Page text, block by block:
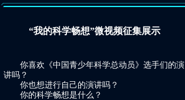
“我的科学畅想”微视频征集展示
你喜欢《中国青少年科学总动员》选手们的演
讲吗？
你也想进行自己的演讲吗？
你的科学畅想是什么？